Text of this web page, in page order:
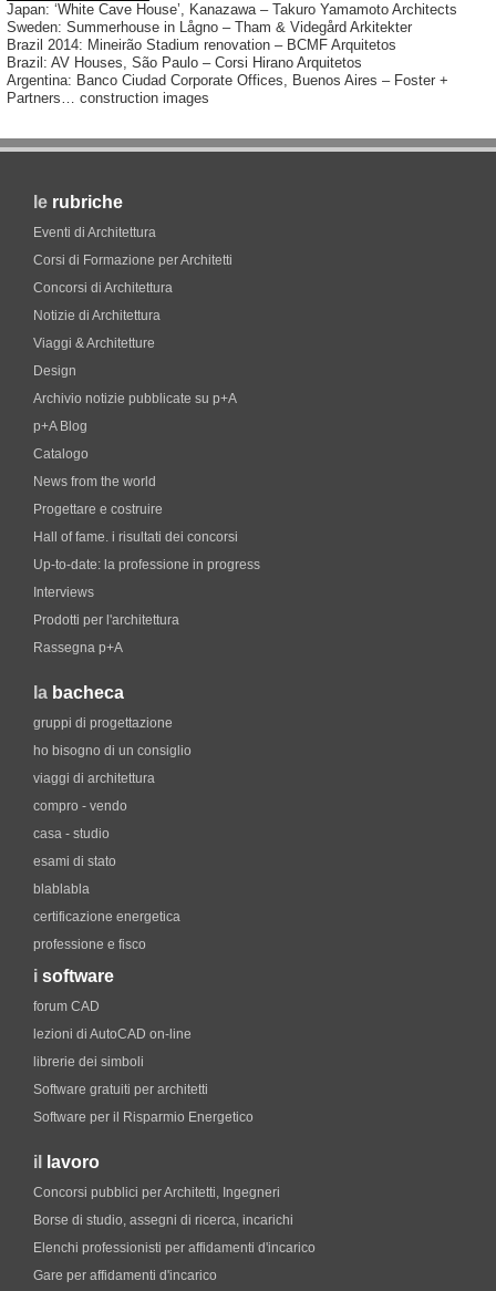
Japan: ‘White Cave House’, Kanazawa – Takuro Yamamoto Architects
Sweden: Summerhouse in Lågno – Tham & Videgård Arkitekter
Brazil 2014: Mineirão Stadium renovation – BCMF Arquitetos
Brazil: AV Houses, São Paulo – Corsi Hirano Arquitetos
Argentina: Banco Ciudad Corporate Offices, Buenos Aires – Foster +
Partners… construction images
le rubriche
Eventi di Architettura
Corsi di Formazione per Architetti
Concorsi di Architettura
Notizie di Architettura
Viaggi & Architetture
Design
Archivio notizie pubblicate su p+A
p+A Blog
Catalogo
News from the world
Progettare e costruire
Hall of fame. i risultati dei concorsi
Up-to-date: la professione in progress
Interviews
Prodotti per l'architettura
Rassegna p+A
la bacheca
gruppi di progettazione
ho bisogno di un consiglio
viaggi di architettura
compro - vendo
casa - studio
esami di stato
blablabla
certificazione energetica
professione e fisco
i software
forum CAD
lezioni di AutoCAD on-line
librerie dei simboli
Software gratuiti per architetti
Software per il Risparmio Energetico
il lavoro
Concorsi pubblici per Architetti, Ingegneri
Borse di studio, assegni di ricerca, incarichi
Elenchi professionisti per affidamenti d'incarico
Gare per affidamenti d'incarico